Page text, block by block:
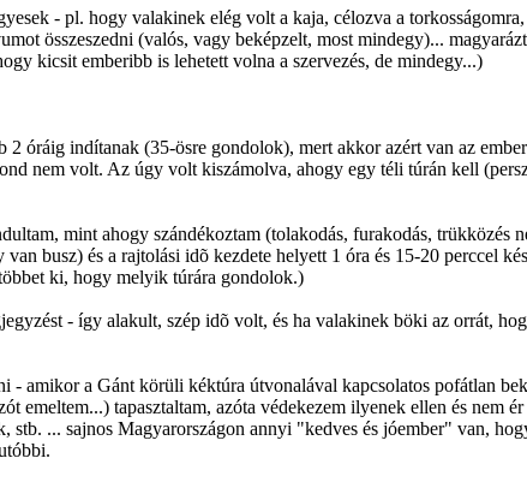
- pl. hogy valakinek elég volt a kaja, célozva a
összeszedni (valós, vagy beképzelt, most mindegy)...
kicsit emberibb is lehetett volna a szervezés, de mindegy...)
óráig indítanak (35-ösre gondolok), mert akkor azért van az
nem volt. Az úgy volt kiszámolva, ahogy egy téli túrán kell
mint ahogy szándékoztam (tolakodás, furakodás, trükközés
busz) és a rajtolási idõ kezdete helyett 1 óra és 15-20 perccel
ki, hogy melyik túrára gondolok.)
- így alakult, szép idõ volt, és ha valakinek böki az orrát,
amikor a Gánt körüli kéktúra útvonalával kapcsolatos pofátlan
tapasztaltam, azóta védekezem ilyenek ellen és nem
stb. ... sajnos Magyarországon annyi "kedves és jóember" van,